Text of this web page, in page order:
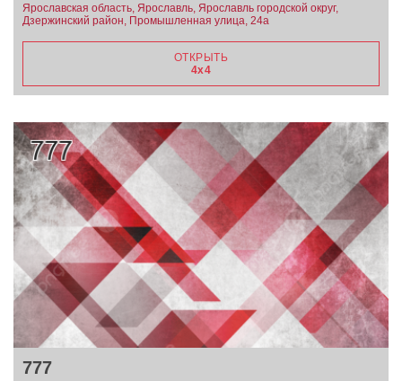
Ярославская область, Ярославль, Ярославль городской округ,
Дзержинский район, Промышленная улица, 24а
ОТКРЫТЬ
4х4
777